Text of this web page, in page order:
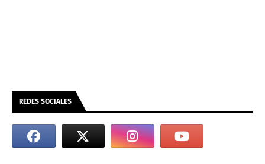
REDES SOCIALES